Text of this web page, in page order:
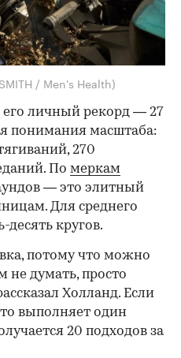
/ Men's Health)
его личный рекорд — 27
понимания масштаба:
270
По меркам
— это элитный
Для среднего
десять кругов.
потому что можно
не думать, просто
Холланд. Если
то выполняет один
20 подходов за